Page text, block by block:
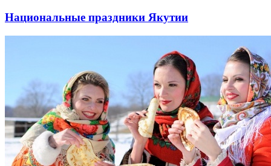
Национальные праздники Якутии